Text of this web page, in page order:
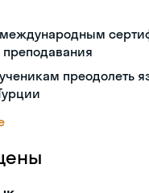
международным
преподавания
преодолеть